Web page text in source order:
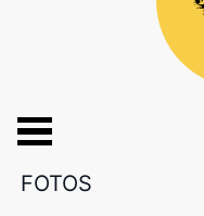
FOTOS